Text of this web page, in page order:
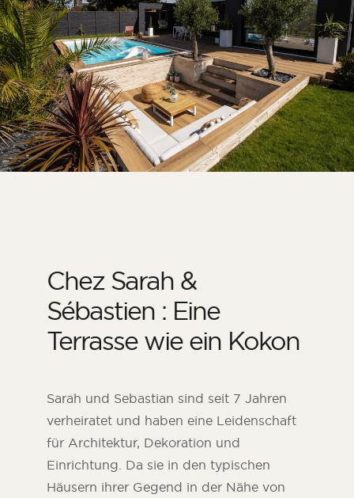
Zimmer
Küche
Badezimmer
ALLE INNENRÄUME
Pro Außenbereich
Fassade
ALLE AUSSENBEREICHE
Chez Sarah &
Sébastien : Eine
Terrasse wie ein Kokon
Sarah und Sebastian sind seit 7 Jahren
verheiratet und haben eine Leidenschaft
für Architektur, Dekoration und
Einrichtung. Da sie in den typischen
Häusern ihrer Gegend in der Nähe von